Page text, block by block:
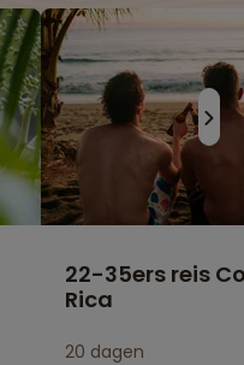
22-35ers reis
Rica
20 dagen